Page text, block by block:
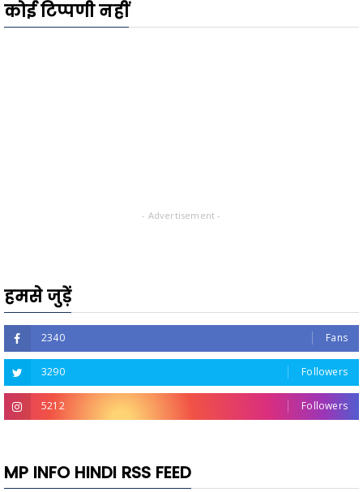
कोई टिप्पणी नहीं
- Advertisement -
हमसे जुड़ें
2340 Fans
3290 Followers
5212 Followers
MP INFO HINDI RSS FEED